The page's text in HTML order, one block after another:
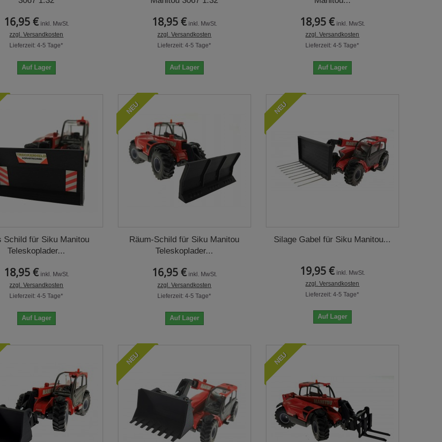
16,95 € inkl. MwSt.
zzgl. Versandkosten
Lieferzeit: 4-5 Tage*
Auf Lager
18,95 € inkl. MwSt.
zzgl. Versandkosten
Lieferzeit: 4-5 Tage*
Auf Lager
18,95 € inkl. MwSt.
zzgl. Versandkosten
Lieferzeit: 4-5 Tage*
Auf Lager
Schild für Siku Manitou
Teleskoplader...
18,95 € inkl. MwSt.
zzgl. Versandkosten
Lieferzeit: 4-5 Tage*
Auf Lager
NEU
Räum-Schild für Siku Manitou
Teleskoplader...
16,95 € inkl. MwSt.
zzgl. Versandkosten
Lieferzeit: 4-5 Tage*
Auf Lager
NEU
Silage Gabel für Siku Manitou...
19,95 € inkl. MwSt.
zzgl. Versandkosten
Lieferzeit: 4-5 Tage*
Auf Lager
NEU NEU